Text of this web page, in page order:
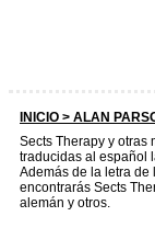
INICIO > ALAN
Sects Therapy y otras
traducidas al español
Además de la letra de
encontrarás Sects
alemán y otros.